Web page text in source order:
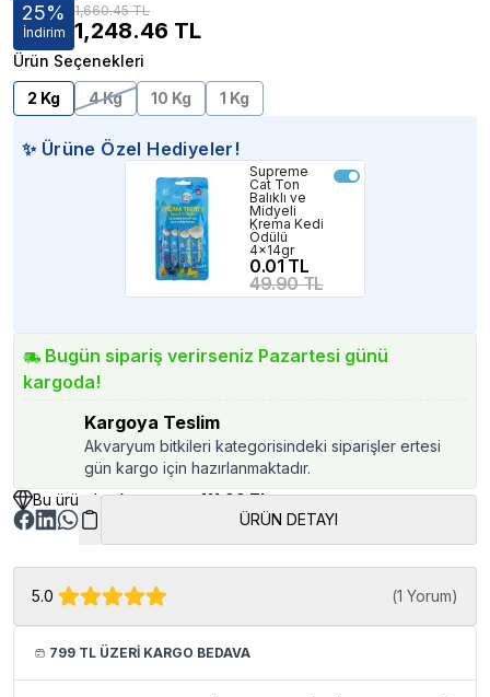
25%
İndirim
1,660.45 TL
1,248.46 TL
Ürün Seçenekleri
2 Kg
4 Kg 10 Kg 1 Kg
✨ Ürüne Özel Hediyeler!
Supreme
Cat Ton
Balıklı ve
Midyeli
Krema Kedi
Ödülü
4x14gr
0.01 TL
49.90 TL
Bugün sipariş verirseniz Pazartesi günü
kargoda!
Kargoya Teslim
Akvaryum bitkileri kategorisindeki siparişler ertesi
gün kargo için hazırlanmaktadır.
Bu üründen kazancınız411.99 TL
ÜRÜN DETAYI
5.0 (1 Yorum)
799 TL ÜZERİ KARGO BEDAVA